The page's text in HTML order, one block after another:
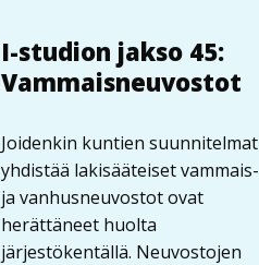
I-studion jakso 45:
Vammaisneuvostot
Joidenkin kuntien suunnitelmat
yhdistää lakisääteiset vammais-
ja vanhusneuvostot ovat
herättäneet huolta
järjestökentällä. Neuvostojen